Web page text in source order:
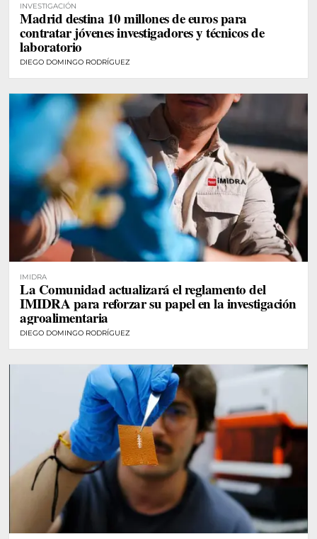
INVESTIGACIÓN
Madrid destina 10 millones de euros para
contratar jóvenes investigadores y técnicos de
laboratorio
DIEGO DOMINGO RODRÍGUEZ
IMIDRA
La Comunidad actualizará el reglamento del
IMIDRA para reforzar su papel en la investigación
agroalimentaria
DIEGO DOMINGO RODRÍGUEZ